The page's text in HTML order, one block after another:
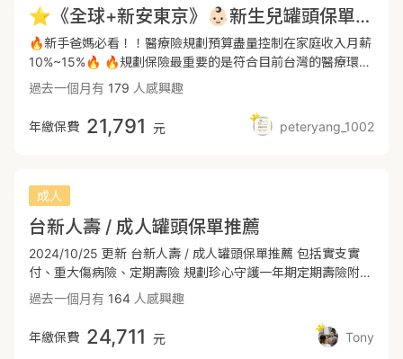
意外雙眼失明，最輕截斷小拇指11級失能）⭕重大傷燙傷全身
20％以上⭕顏面燒燙傷合併五官功能障礙者⭕大眾運輸工具
增額雙倍理賠---🐻遠雄MRE傷害實支實付⭕針對意外造成的
醫療費用，包含住院急診門診損傷的手術及處置、仿生支架耗
材、包紮藥費等⭕脫臼開放性復位增額理賠---🐻遠雄RHG傷
無住院在家休養，有骨折療養金⭕意外門診手術再增補貼---
之疾病，📌包含民國85年衛生屬定義之七項「重大“疾”病」：
重度中風、重度心肌梗塞、冠狀動脈繞道手術尿毒症（腎衰
竭）、器官移植、重度癌症、重度癱瘓📌需要長期治療的癌症
也是重大傷病：甲狀腺惡性腫瘤、口腔口咽及下咽惡性腫瘤第
一期、乳房惡性腫瘤第一期、子宮頸惡性腫瘤第一期、大腸癌
惡性腫瘤一期等諸多惡性腫瘤皆符合定義。📌嚴重溶血性及再
下，新生兒經常低於12gm/dl 以下者📌終身治療之全身性自體
免疫症候群：全身性紅斑狼瘡、硬化症、類風濕關節炎、多發
⭐️《全球+新安東京》👶🏻新生兒罐頭保單規劃『2026年07月最新版本』
🔥新手爸媽必看！！醫療險規劃預算盡量控制在家庭收入月薪
10%~15%🔥 🔥規劃保險最重要的是符合目前台灣的醫療環境
及趨勢，才能夠在意外發生時順利轉嫁我們所擔心的風險。🔥
⭐️ 2024/7保險新制上路，市場主流規劃方向皆為單實支實
付，再透過定額型商品去補足住院及手術的花費。 ⭐️ 其中一
支實支解決醫療雜費的問題，再透過保費比較划算的定額醫療
❗️新生兒保單規劃重點大方向❗️ ➡️優先規劃「醫療實支+日額
障：「單實支＋日額型」 ❶保險新制上路，單一家實支住院日
額稍嫌不足，在搭配定額給付的住院日額，涵蓋手術費的給
付，附約費用CP值高。 ❷病房費加總共有10,500元/天的額
度，讓我們住院時可以有預算去選擇單/雙人病房，避免互相交
叉感染 ，同時提升住院時的休息品質。 ❸醫材、手術費用昂
貴，實支實付雜費額度規劃50萬，收據實報實銷，解決自費用
藥或耗材的花費。 🔸全球實支(XHD)手術有227+3343限制，
過去一個月有 179 人感興趣
年繳保費 21,791 元 peteryang_1002
成人
台新人壽 / 成人罐頭保單推薦
2024/10/25 更新 台新人壽 / 成人罐頭保單推薦 包括實支實
付、重大傷病險、定期壽險 規劃珍心守護一年期定期壽險附約
（NJTRA) 140 萬， 是為了符合實支實付（備感依靠住院醫療
健康保險附約 HXB） 的投保規則。（壽險總保額≧200萬）
過去一個月有 164 人感興趣
年繳保費 24,711 元 Tony